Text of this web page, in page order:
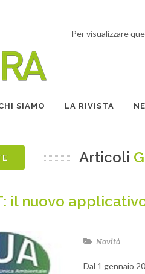
Per visualizzare
SIAMO LA RIVISTA
Articoli
il nuovo
Novità
Dal 1 gennaio